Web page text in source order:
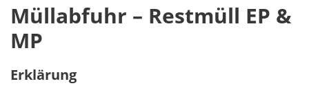
Müllabfuhr – Restmüll EP &
MP
Erklärung